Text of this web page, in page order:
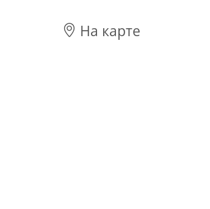
На карте